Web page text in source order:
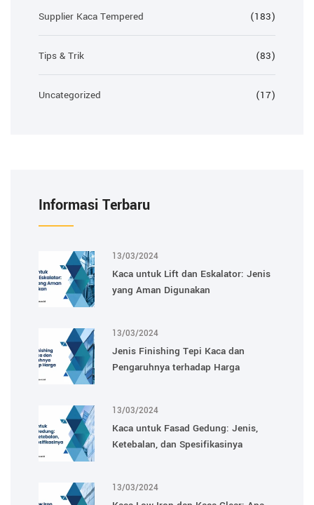
Supplier Kaca Tempered (183)
Tips & Trik (83)
Uncategorized (17)
Informasi Terbaru
13/03/2024
Kaca untuk Lift dan Eskalator: Jenis
yang Aman Digunakan
13/03/2024
Jenis Finishing Tepi Kaca dan
Pengaruhnya terhadap Harga
13/03/2024
Kaca untuk Fasad Gedung: Jenis,
Ketebalan, dan Spesifikasinya
13/03/2024